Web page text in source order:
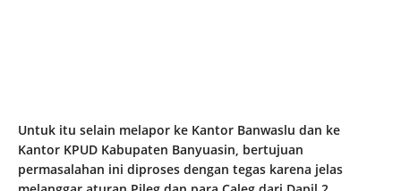
Untuk itu selain melapor ke Kantor Banwaslu dan ke
Kantor KPUD Kabupaten Banyuasin, bertujuan
permasalahan ini diproses dengan tegas karena jelas